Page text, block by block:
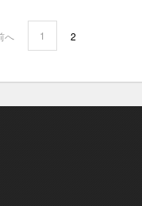
へ 1 2